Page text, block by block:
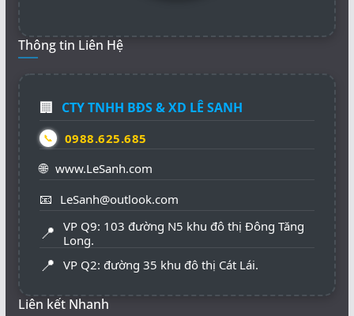
Thông tin Liên Hệ
🏢 CTY TNHH BĐS & XD LÊ SANH
📞 0988.625.685
🌐 www.LeSanh.com
📧 LeSanh@outlook.com
📍 VP Q9: 103 đường N5 khu đô thị Đông Tăng
Long.
📍 VP Q2: đường 35 khu đô thị Cát Lái.
Liên kết Nhanh